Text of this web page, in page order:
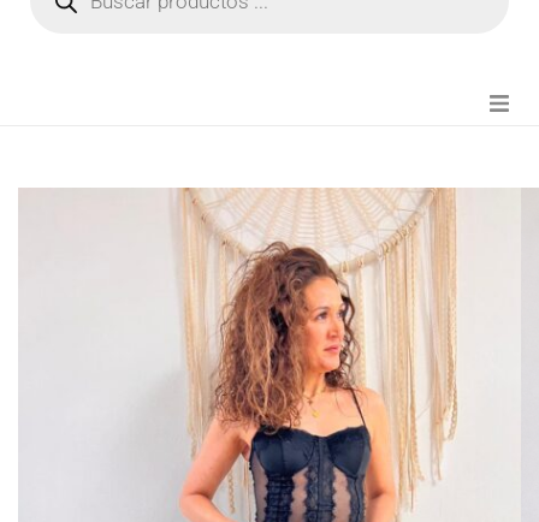
FIANZA TIKTOK
MODA CHICA
BEAUTY
PERFUMES
BISUTERIA